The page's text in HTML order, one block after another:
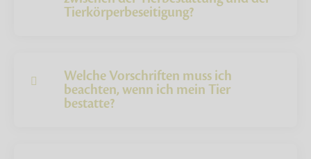
Tierkörperbeseitigung?
Welche Vorschriften muss ich
beachten, wenn ich mein Tier
bestatte?